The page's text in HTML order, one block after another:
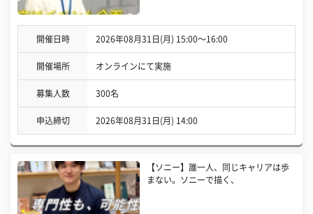
開催日時 2026年08月31日(月) 15:00〜16:00
開催場所 オンラインにて実施
募集人数 300名
申込締切 2026年08月31日(月) 14:00
【ソニー】誰一人、同じキャリアは歩
まない。ソニーで描く、